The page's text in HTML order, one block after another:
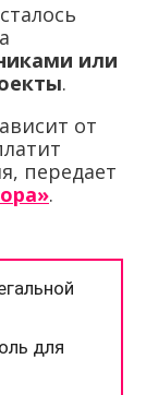
или
.
от
передает
.